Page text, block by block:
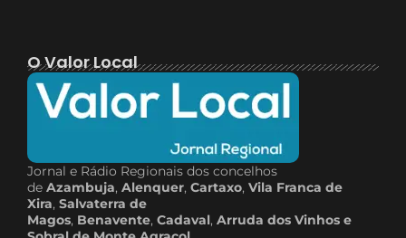
O Valor Local
Jornal e Rádio Regionais dos concelhos
de Azambuja, Alenquer, Cartaxo, Vila Franca de
Xira, Salvaterra de
Magos, Benavente, Cadaval, Arruda dos Vinhos e